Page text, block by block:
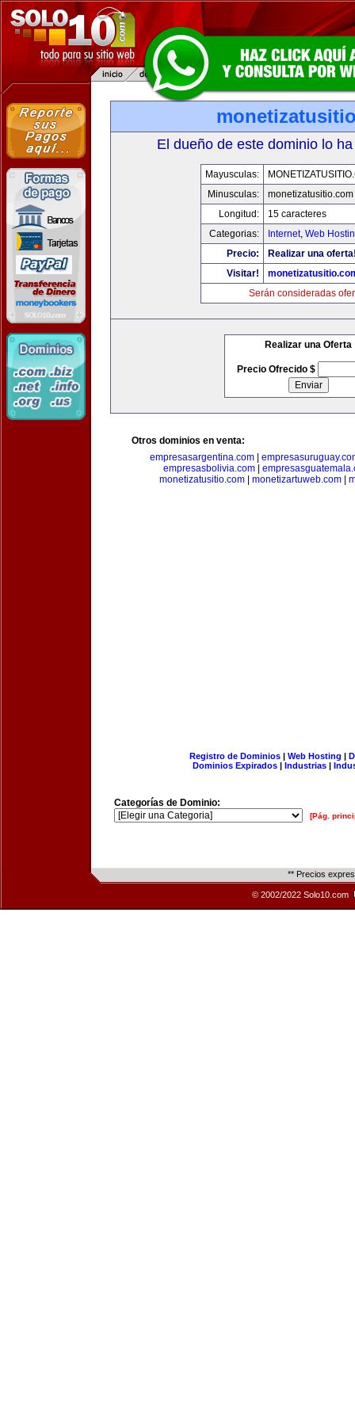
El dueño de este dominio lo
Mayusculas:
Minusculas:
monetizatusitio.com
Longitud:
15 caracteres
Categorias:
Internet, Web
Precio:
Realizar una
Visitar!
Serán consideradas
Realizar una Oferta
Precio Ofrecido $
Otros dominios en venta:
empresasargentina.com|
empresasbolivia.com
monetizatusitio.com
monetizartuweb.com
Registro de Dominios| Web Hosting |
Dominios Expirados | Industrias |
Categorías de Dominio:
[Pág.
** Precios
© 2002/2022 Solo10.com